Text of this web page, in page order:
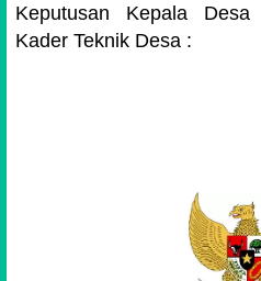
Keputusan Kepala Desa
Kader Teknik Desa :